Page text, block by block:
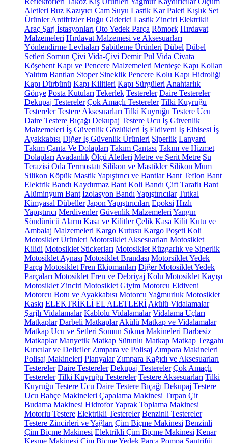
Aletleri Buz Kazıyıcı Cam Suyu Lastik Kar Paleti Kışlık Set
Ürünler Antifrizler Buğu Giderici Lastik Zinciri Elektrikli
Araç Şarj İstasyonları Oto Yedek Parça Römork Hırdavat
Malzemeleri Hırdavat Malzemesi ve Aksesuarları
Yönlendirme Levhaları Sabitleme Ürünleri Dübel Dübel
Setleri Somun Çivi Vida-Çivi Demir Pul Vida Civata
Köşebent Kapı ve Pencere Malzemeleri Menteşe Kapı Kolları
Yalıtım Bantları Stoper Sineklik Pencere Kolu Kapı Hidroliği
Kapı Dürbünü Kapı Kilitleri Kapı Sürgüleri Anahtarlık
Gönye Posta Kutuları Tekerlek Testereler Daire Testereler
Dekupaj Testereler Çok Amaçlı Testereler Tilki Kuyruğu
Testereler Testere Aksesuarları Tilki Kuyruğu Testere Ucu
Daire Testere Bıçağı Dekupaj Testere Ucu İş Güvenlik
Malzemeleri İş Güvenlik Gözlükleri İş Eldiveni İş Elbisesi İş
Ayakkabısı Diğer İş Güvenlik Ürünleri Siperlik Lanyard
Takım Çanta Ve Dolapları Takım Çantası Takım ve Hizmet
Dolapları Avadanlık Ölçü Aletleri Metre ve Şerit Metre Su
Terazisi Oda Termostatı Silikon ve Mastikler Silikon Mum
Silikon Köpük MastikYapıştırıcı ve Bantlar Bant Teflon Bant
Elektrik Bandı Kaydırmaz Bant Koli Bandı Çift Taraflı Bant
Alüminyum Bant İzolasyon Bandı Yapıştırıcılar Tutkal
Kimyasal Dübeller Japon Yapıştırıcıları Epoksi Hızlı
Yapıştırıcı Merdivenler Güvenlik Malzemeleri Yangın
Söndürücü Alarm Kasa ve Kilitler Çelik Kasa Kilit Kutu ve
Ambalaj Malzemeleri Kargo Kutusu Kargo Poşeti Koli
Motosiklet Ürünleri Motorsiklet Aksesuarları Motosiklet
Kilidi Motosiklet Stickerları Motosiklet Rüzgarlık ve Siperlik
Motosiklet Aynası Motosiklet Brandası Motorsiklet Yedek
Parça Motosiklet Fren Ekipmanları Diğer Motosiklet Yedek
Parçaları Motosiklet Fren ve Debriyaj Kolu Motosiklet Kayışı
Motosiklet Zinciri Motosiklet Giyim Motorcu Eldiveni
Motorcu Botu ve Ayakkabısı Motorcu Yağmurluk Motosiklet
Kaskı ELEKTRİKLİ EL ALETLERİ Akülü Vidalamalar
Şarjlı Vidalamalar Kablolu Vidalamalar Vidalama Uçları
Matkaplar Darbeli Matkaplar Akülü Matkap ve Vidalamalar
Matkap Ucu ve Setleri Somun Sıkma Makineleri Darbesiz
Matkaplar Manyetik Matkap Sütunlu Matkap Matkap Tezgahı
Kırıcılar ve Deliciler Zımpara ve Polisaj Zımpara Makineleri
Polisaj Makineleri Planyalar Zımpara Kağıdı ve Aksesuarları
Testereler Daire Testereler Dekupaj Testereler Çok Amaçlı
Testereler Tilki Kuyruğu Testereler Testere Aksesuarları Tilki
Kuyruğu Testere Ucu Daire Testere Bıçağı Dekupaj Testere
Ucu Bahçe Makineleri Çapalama Makinesi Tırpan Çit
Budama Makinesi HidroforYaprak Toplama Makinesi
Motorlu Testere Elektrikli Testereler Benzinli Testereler
Testere Zincirleri ve Yağları Çim Biçme Makinesi Benzinli
Çim Biçme Makinesi Elektrikli Çim Biçme Makinesi Kenar
Kesme Makinesi Çim Biçme Yedek Parça Pompa Santrifüj